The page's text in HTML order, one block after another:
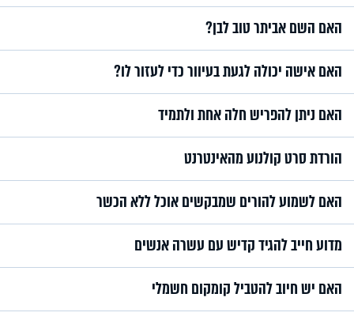
האם השם אביתר טוב לבן?
האם אישה יכולה לגעת בעיוור כדי לעזור לו?
האם ניתן להפריש חלה אחת ולתמיד
הורדת סרט קולנוע מהאינטרנט
האם לשמוע להורים שמבקשים אוכל ללא הכשר
מדוע חייב להגיד קדיש עם עשרה אנשים
האם יש חיוב להטביל קומקום חשמלי